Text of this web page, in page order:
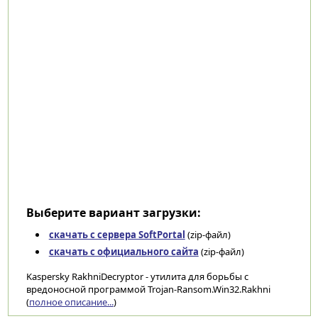
Выберите вариант загрузки:
скачать с сервера SoftPortal (zip-файл)
скачать с официального сайта (zip-файл)
Kaspersky RakhniDecryptor - утилита для борьбы с
вредоносной программой Trojan-Ransom.Win32.Rakhni
(полное описание...)